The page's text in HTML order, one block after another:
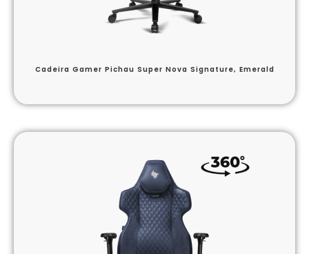
Cadeira Gamer Pichau Super Nova Signature, Emerald